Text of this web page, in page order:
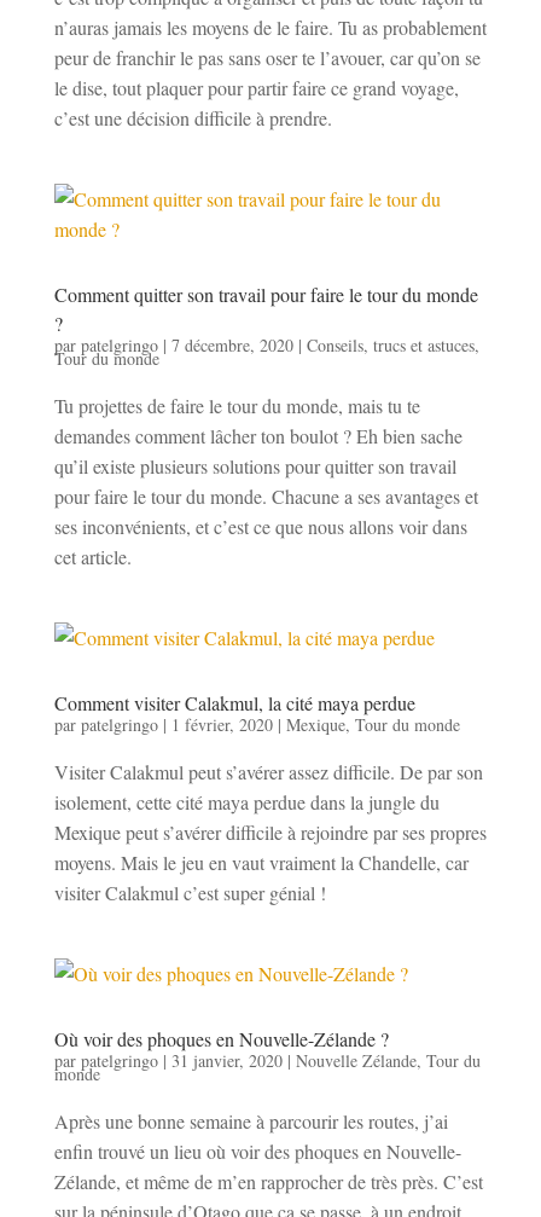
n’auras jamais les moyens de le faire. Tu as probablement
peur de franchir le pas sans oser te l’avouer, car qu’on se
le dise, tout plaquer pour partir faire ce grand voyage,
c’est une décision difficile à prendre.
Comment quitter son travail pour faire le tour du monde
?
par patelgringo| 7 décembre, 2020| Conseils, trucs et astuces,
Tour du monde
Tu projettes de faire le tour du monde, mais tu te
demandes comment lâcher ton boulot ? Eh bien sache
qu’il existe plusieurs solutions pour quitter son travail
pour faire le tour du monde. Chacune a ses avantages et
ses inconvénients, et c’est ce que nous allons voir dans
cet article.
Comment visiter Calakmul, la cité maya perdue
par patelgringo| 1 février, 2020| Mexique, Tour du monde
Visiter Calakmul peut s’avérer assez difficile. De par son
isolement, cette cité maya perdue dans la jungle du
Mexique peut s’avérer difficile à rejoindre par ses propres
moyens. Mais le jeu en vaut vraiment la Chandelle, car
visiter Calakmul c’est super génial !
Où voir des phoques en Nouvelle-Zélande ?
par patelgringo| 31 janvier, 2020| Nouvelle Zélande, Tour du
monde
Après une bonne semaine à parcourir les routes, j’ai
enfin trouvé un lieu où voir des phoques en Nouvelle-
Zélande, et même de m’en rapprocher de très près. C’est
sur la péninsule d’Otago que ça se passe, à un endroit